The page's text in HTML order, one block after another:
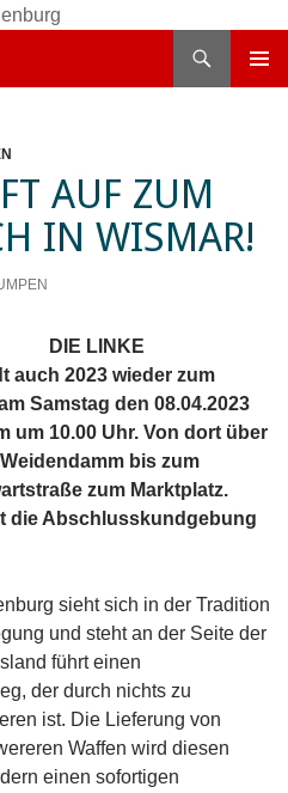
AUF ZUM
IN WISMAR!
DIE LINKE
auch 2023 wieder zum
Samstag den 08.04.2023
um 10.00 Uhr. Von dort über
bis zum
zum Marktplatz.
die Abschlusskundgebung
sieht sich in der Tradition
und steht an der Seite der
führt einen
der durch nichts zu
ist. Die Lieferung von
Waffen wird diesen
einen sofortigen